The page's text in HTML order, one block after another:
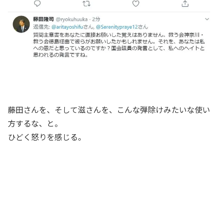
藤田さんを、そして滋さんを、こんな弾除けみたいな使い
方するな、と。
ひどく怒りを感じる。